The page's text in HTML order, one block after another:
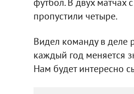
пропустили четыре.
Видел команду в деле
каждый год меняется
Нам будет интересно